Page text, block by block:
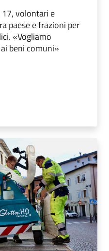
volontari e
paese e frazioni per
«Vogliamo
beni comuni»